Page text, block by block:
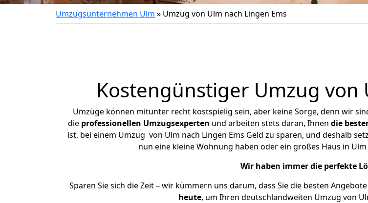
Umzugsunternehmen Ulm » Umzug von Ulm nach Lingen Ems
Kostengünstiger Umzug von
Umzüge können mitunter recht kostspielig sein, aber keine Sorge, denn wir
die professionellen Umzugsexperten und arbeiten stets daran, Ihnen die
ist, bei einem Umzug von Ulm nach Lingen Ems Geld zu sparen, und deshalb
nun eine kleine Wohnung haben oder ein großes Haus in
Wir haben immer die perfekte
Sparen Sie sich die Zeit – wir kümmern uns darum, dass Sie die besten
heute, um Ihren deutschlandweiten Umzug von